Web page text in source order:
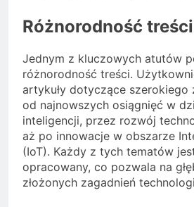
Różnorodność
Jednym z kluczowych atutów
różnorodność treści.
artykuły dotyczące szerokiego
od najnowszych osiągnięć w
inteligencji, przez rozwój
aż po innowacje w obszarze
(IoT). Każdy z tych tematów
opracowany, co pozwala na
złożonych zagadnień